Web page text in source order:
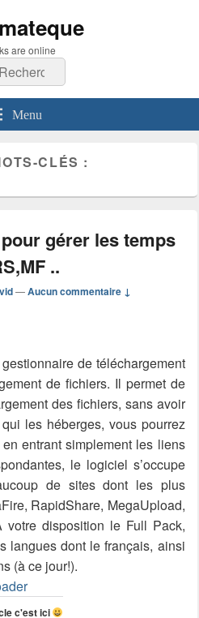
are online
:
Rechercher
Menu
CLÉS :
gérer les temps
..
—Aucun commentaire ↓
de téléchargement
de fichiers. Il permet de
des fichiers, sans avoir
les héberges, vous pourrez
entrant simplement les liens
le logiciel s’occupe
de sites dont les plus
RapidShare, MegaUpload,
votre disposition le Full Pack,
langues dont le français, ainsi
(à ce jour!).
c'est ici